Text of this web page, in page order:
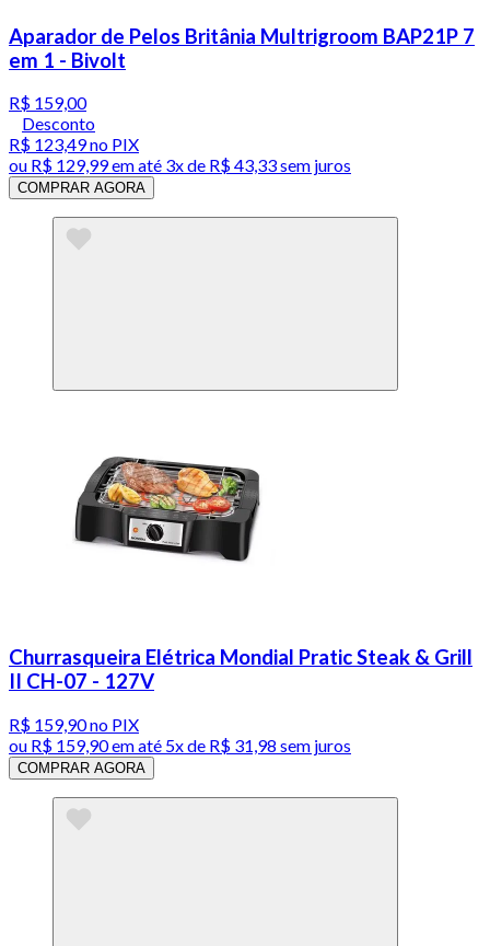
Aparador de Pelos Britânia Multrigroom BAP21P 7
em 1 - Bivolt
R$ 159,00
Desconto
R$ 123,49no PIX
ou R$ 129,99em até 3x de R$ 43,33 sem juros
COMPRAR AGORA
Churrasqueira Elétrica Mondial Pratic Steak & Grill
II CH-07 - 127V
R$ 159,90no PIX
ou R$ 159,90em até 5x de R$ 31,98 sem juros
COMPRAR AGORA